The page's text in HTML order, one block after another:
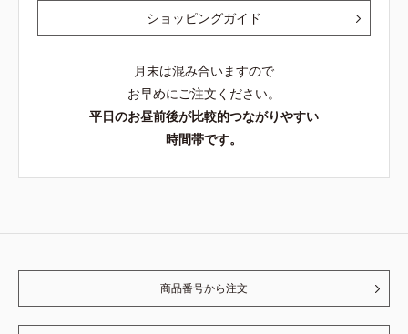
ショッピングガイド
月末は混み合いますので
お早めにご注文ください。
平日のお昼前後が比較的つながりやすい
時間帯です。
商品番号から注文